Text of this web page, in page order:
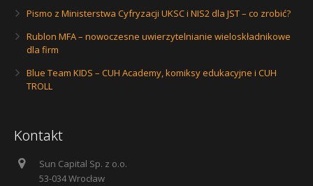
Pismo z Ministerstwa Cyfryzacji UKSC i NIS2 dla JST – co zrobić?
Rublon MFA – nowoczesne uwierzytelnianie wieloskładnikowe
dla firm
Blue Team KIDS – CUH Academy, komiksy edukacyjne i CUH
TROLL
Kontakt
Sun Capital Sp. z o.o.
53-034 Wrocław